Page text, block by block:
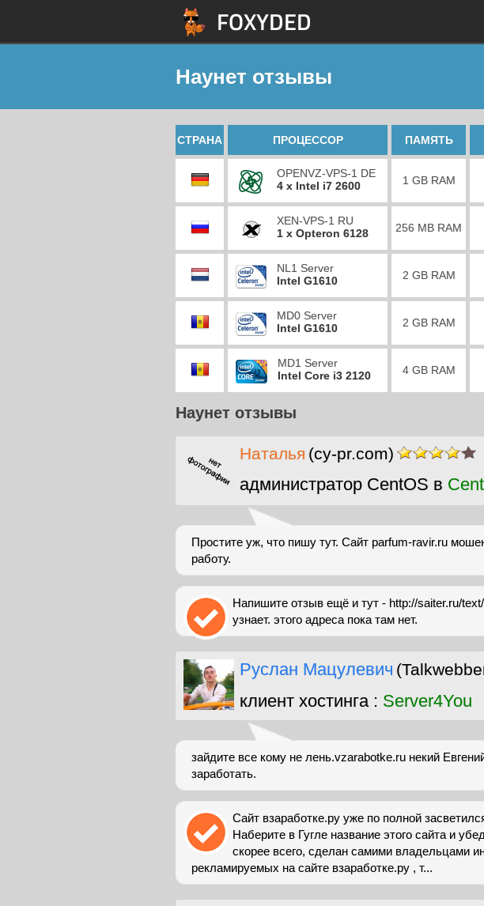
Наунет отзывы
СТРАНА ПРОЦЕССОР ПАМЯТЬ
OPENVZ-VPS-1 DE
4 x Intel i7 2600
1 GB RAM
XEN-VPS-1 RU
1 x Opteron 6128
256 MB RAM
NL1 Server
Intel G1610
2 GB RAM
MD0 Server
Intel G1610
2 GB RAM
MD1 Server
Intel Core i3 2120
4 GB RAM
Наунет отзывы
Наталья (cy-pr.com)
администратор CentOS в
Простите уж, что пишу тут. Сайт parfum-ravir.ru
работу.
Напишите отзыв ещё и тут - http://saiter.ru/
узнает. этого адреса пока там нет.
Руслан Мацулевич
клиент хостинга : Server4You
зайдите все кому не лень.vzarabotke.ru некий
заработать.
Сайт взаработке.ру уже по полной
Наберите в Гугле название этого сайта и
скорее всего, сделан самими владельцами
рекламируемых на сайте взаработке.ру , т...